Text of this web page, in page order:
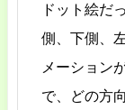
ドット絵だ
側、下側、
メーション
で、どの方